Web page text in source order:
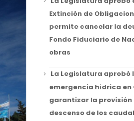
Extinción de
permite cancelar la
Fondo Fiduciario de
obras
La Legislatura aprobó
emergencia hídrica en
garantizar la provisión
descenso de los